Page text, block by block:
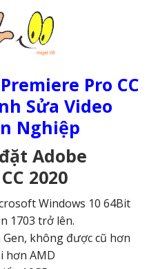
Pro CC
Sửa Video
Nghiệp
Adobe
2020
Windows 10 64Bit
1703 trở lên.
không được cũ hơn
hơn AMD